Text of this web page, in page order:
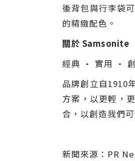
後背包與行李袋
的精緻配色。
關於 Samsonite
經典 • 實用 •
品牌創立自1910
方案，以更輕，
合，以創造我們
新聞來源：PR